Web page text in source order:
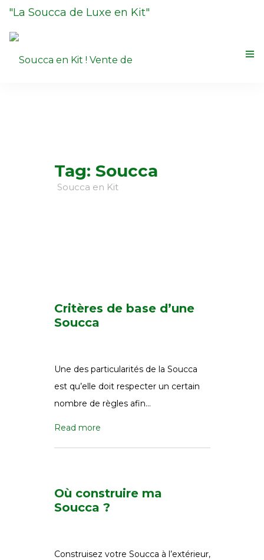
"La Soucca de Luxe en Kit"
Renseignement au
La Centrale du Loulav et Etrog
Tag: Soucca
Soucca en Kit
Critères de base d’une
Soucca
Une des particularités de la Soucca
est qu’elle doit respecter un certain
nombre de règles afin…
Read more
Où construire ma
Soucca ?
Construisez votre Soucca à l’extérieur,